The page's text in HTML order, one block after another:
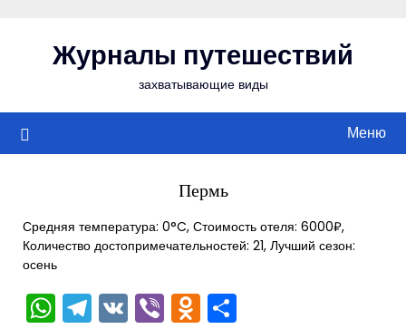
содержимомуЖурналы путешествий
захватывающие виды
Меню
Пермь
Средняя температура: 0°C, Стоимость отеля: 6000₽,
Количество достопримечательностей: 21, Лучший сезон:
осень
WhatsApp
Telegram
VKViberOdnoklassniki